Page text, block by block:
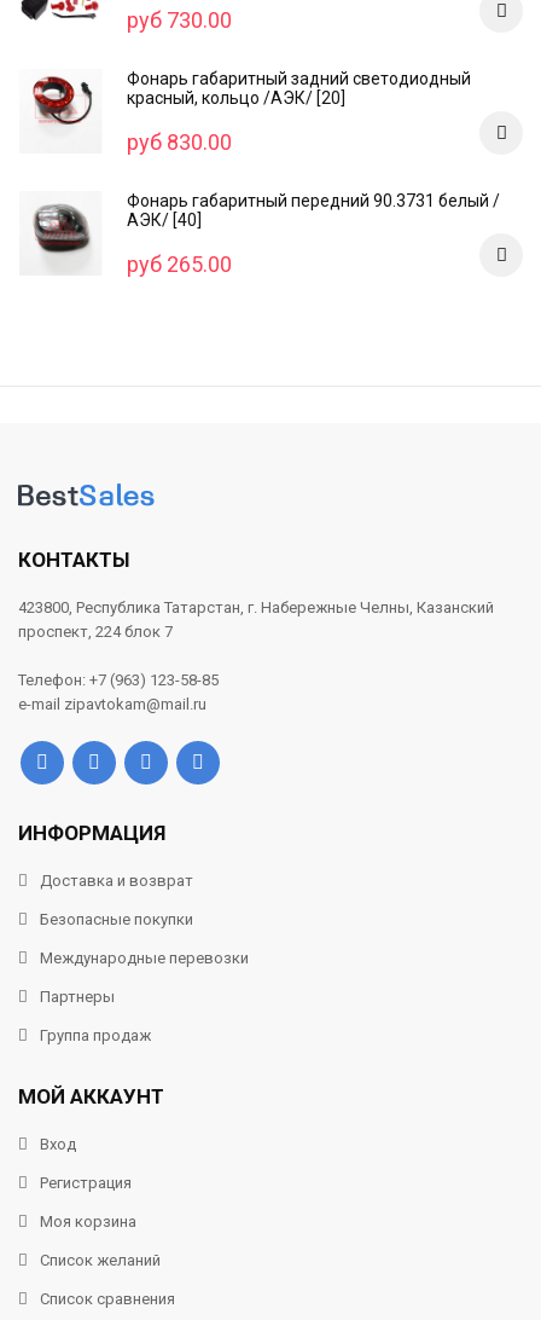
руб 730.00
Фонарь габаритный задний светодиодный
красный, кольцо /AЭК/ [20]
руб 830.00
Фонарь габаритный передний 90.3731 белый /
АЭК/ [40]
руб 265.00
КОНТАКТЫ
423800, Республика Татарстан, г. Набережные Челны, Казанский
проспект, 224 блок 7
Телефон: +7 (963) 123-58-85
e-mail zipavtokam@mail.ru
ИНФОРМАЦИЯ
Доставка и возврат
Безопасные покупки
Международные перевозки
Партнеры
Группа продаж
МОЙ АККАУНТ
Вход
Регистрация
Моя корзина
Список желаний
Список сравнения